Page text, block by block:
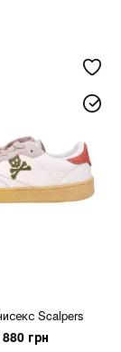
Scalpers
880 грн